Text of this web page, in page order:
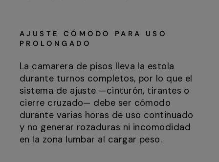
AJUSTE CÓMODO PARA USO
PROLONGADO
La camarera de pisos lleva la estola
durante turnos completos, por lo que el
sistema de ajuste —cinturón, tirantes o
cierre cruzado— debe ser cómodo
durante varias horas de uso continuado
y no generar rozaduras ni incomodidad
en la zona lumbar al cargar peso.